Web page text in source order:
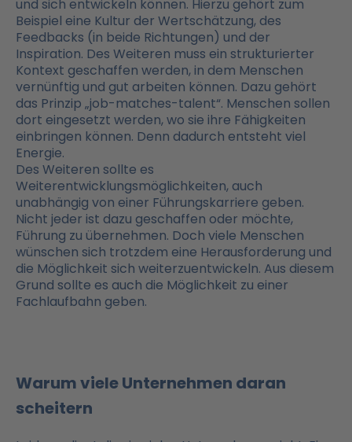
und sich entwickeln können. Hierzu gehört zum
Beispiel eine Kultur der Wertschätzung, des
Feedbacks (in beide Richtungen) und der
Inspiration. Des Weiteren muss ein strukturierter
Kontext geschaffen werden, in dem Menschen
vernünftig und gut arbeiten können. Dazu gehört
das Prinzip „job-matches-talent“. Menschen sollen
dort eingesetzt werden, wo sie ihre Fähigkeiten
einbringen können. Denn dadurch entsteht viel
Energie.
Des Weiteren sollte es
Weiterentwicklungsmöglichkeiten, auch
unabhängig von einer Führungskarriere geben.
Nicht jeder ist dazu geschaffen oder möchte,
Führung zu übernehmen. Doch viele Menschen
wünschen sich trotzdem eine Herausforderung und
die Möglichkeit sich weiterzuentwickeln. Aus diesem
Grund sollte es auch die Möglichkeit zu einer
Fachlaufbahn geben.
Warum viele Unternehmen daran
scheitern